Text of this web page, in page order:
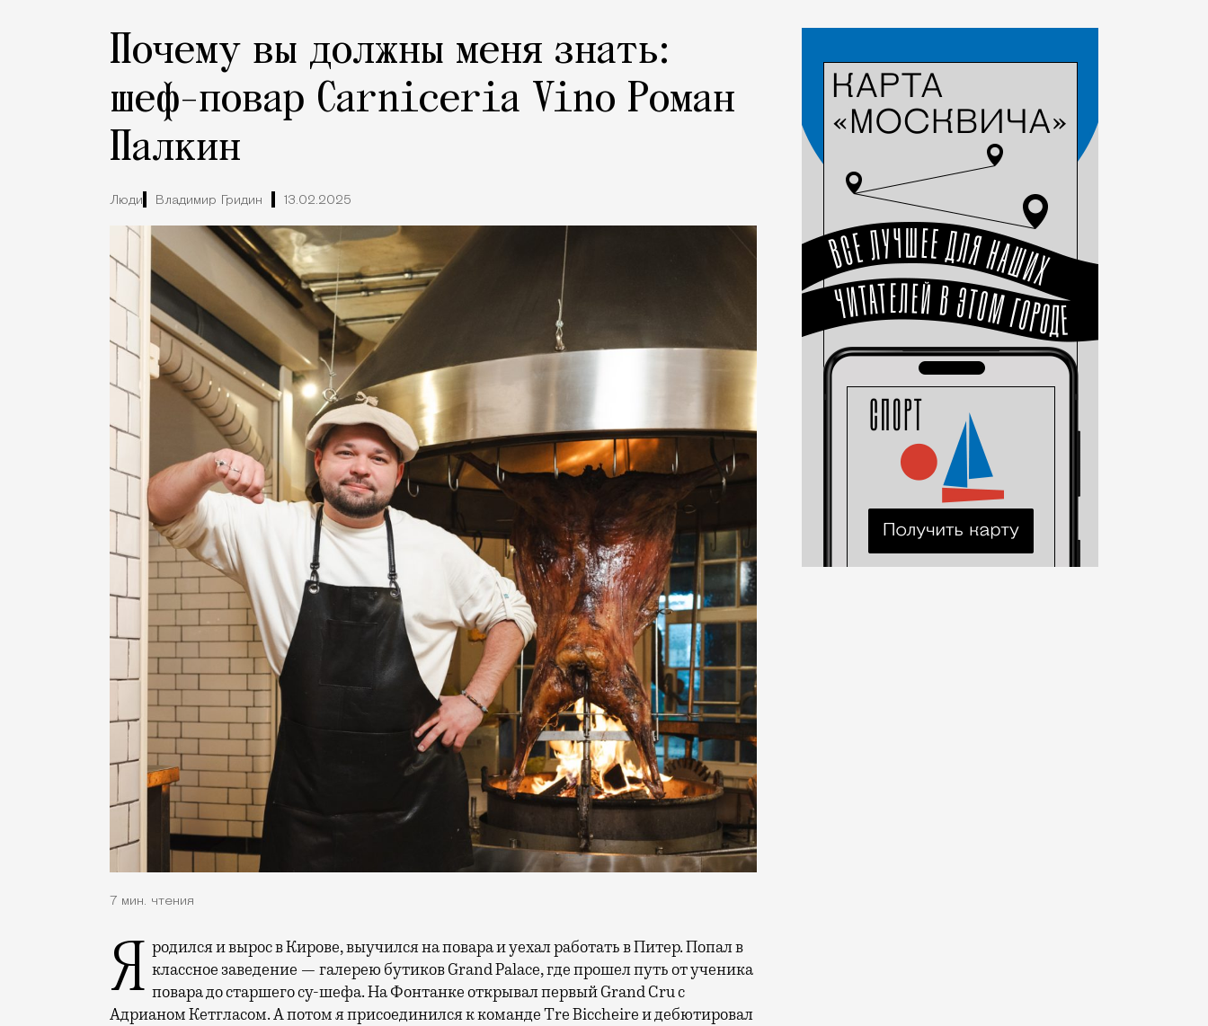
Почему вы должны меня знать:
шеф-повар Carniceria Vino Роман
Палкин
Люди Владимир Гридин 13.02.2025
7 мин. чтения
Я родился и вырос в Кирове, выучился на повара и уехал работать в Питер. Попал в классное заведение — галерею бутиков Grand Palace, где прошел путь от ученика
повара до старшего су-шефа. На Фонтанке открывал первый Grand Cru с
Адрианом Кетгласом. А потом я присоединился к команде Tre Biccheire и дебютировал